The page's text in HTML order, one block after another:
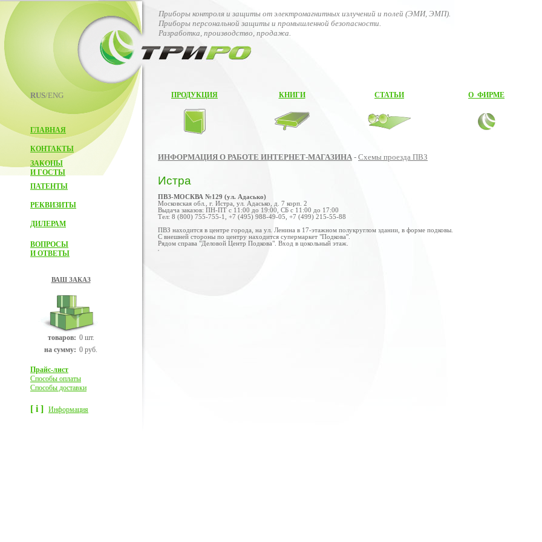
RUS/ENG
ГЛАВНАЯ
КОНТАКТЫ
ЗАКОНЫ
И ГОСТЫ
ПАТЕНТЫ
РЕКВИЗИТЫ
ДИЛЕРАМ
ВОПРОСЫ
И ОТВЕТЫ
ВАШ ЗАКАЗ
товаров: 0 шт.
на сумму: 0 руб.
Прайс-лист
Способы оплаты
Способы доставки
[ i ] Информация
Приборы контроля и защиты от электромагнитных излучений и полей (ЭМИ, ЭМП).
Приборы персональной защиты и промышленной безопасности.
Разработка, производство, продажа.
ПРОДУКЦИЯ КНИГИ СТАТЬИ О ФИРМЕ
ИНФОРМАЦИЯ О РАБОТЕ ИНТЕРНЕТ-МАГАЗИНА - Схемы проезда ПВЗ
Истра
ПВЗ-МОСКВА №129 (ул. Адасько)
Московская обл., г. Истра, ул. Адасько, д. 7 корп. 2
Выдача заказов: ПН-ПТ с 11:00 до 19:00, СБ с 11:00 до 17:00
Тел: 8 (800) 755-755-1, +7 (495) 988-49-05, +7 (499) 215-55-88
ПВЗ находится в центре города, на ул. Ленина в 17-этажном полукруглом здании, в форме подковы.
С внешней стороны по центру находится супермаркет "Подкова".
Рядом справа "Деловой Центр Подкова". Вход в цокольный этаж.